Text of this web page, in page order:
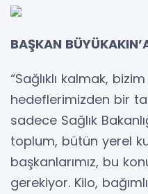
BAŞKAN
“Sağlıklı kalmak,
hedeflerimizden bir
sadece Sağlık
toplum, bütün yerel
başkanlarımız, bu
gerekiyor. Kilo,